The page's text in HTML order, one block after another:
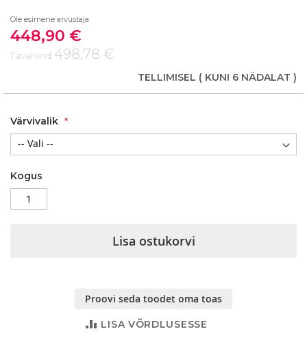
the
images
gallery
Ole esimene arvustaja
Soodushind
448,90 €
Tavahind 498,78 €
TELLIMISEL ( KUNI 6 NÄDALAT )
Värvivalik
Kogus
Lisa ostukorvi
Proovi seda toodet oma toas
LISA VÕRDLUSESSE